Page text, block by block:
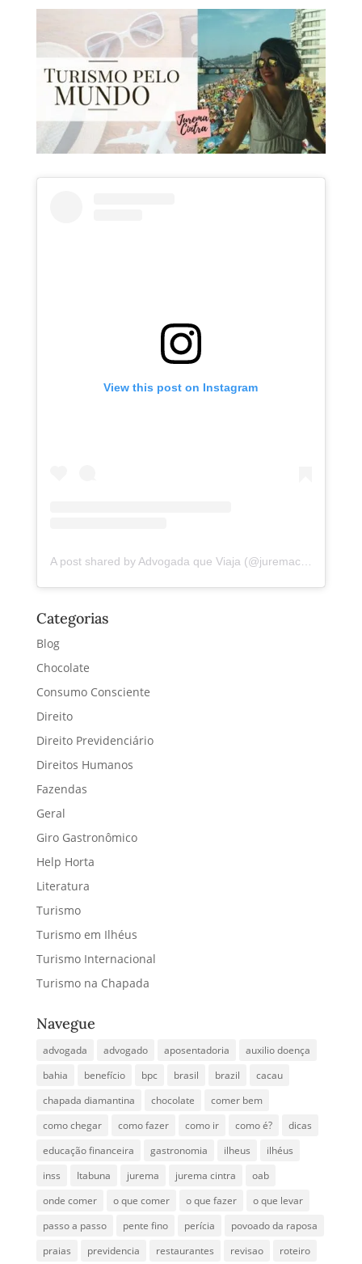
View this post on Instagram
A post shared by Advogada que Viaja (@juremacintra)
Categorias
Blog
Chocolate
Consumo Consciente
Direito
Direito Previdenciário
Direitos Humanos
Fazendas
Geral
Giro Gastronômico
Help Horta
Literatura
Turismo
Turismo em Ilhéus
Turismo Internacional
Turismo na Chapada
Navegue
advogada advogado aposentadoria
auxilio doença
bahia
benefício bpc brasil brazil
cacau
chapada diamantina
chocolate
comer bem
como chegar
como fazer como ir como é?
dicas
educação financeira
gastronomia ilheus
ilhéus
inss
Itabuna jurema jurema cintra
oab
onde comer
o que comer o que fazer
o que levar
passo a passo
pente fino perícia
povoado da raposa
praias
previdencia restaurantes revisao roteiro